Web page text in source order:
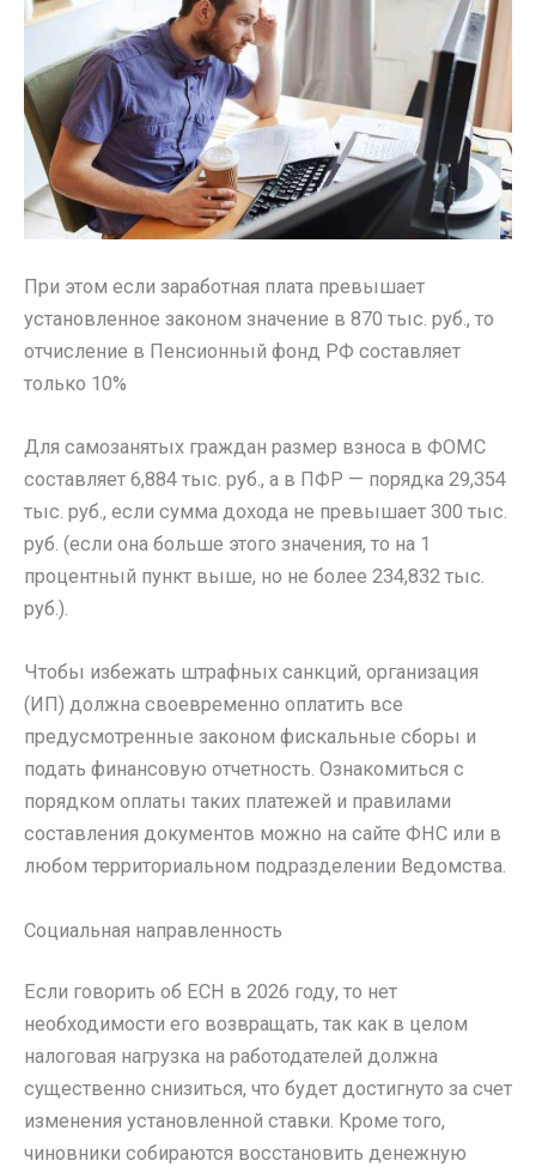
При этом если заработная плата превышает
установленное законом значение в 870 тыс. руб., то
отчисление в Пенсионный фонд РФ составляет
только 10%
Для самозанятых граждан размер взноса в ФОМС
составляет 6,884 тыс. руб., а в ПФР — порядка 29,354
тыс. руб., если сумма дохода не превышает 300 тыс.
руб. (если она больше этого значения, то на 1
процентный пункт выше, но не более 234,832 тыс.
руб.).
Чтобы избежать штрафных санкций, организация
(ИП) должна своевременно оплатить все
предусмотренные законом фискальные сборы и
подать финансовую отчетность. Ознакомиться с
порядком оплаты таких платежей и правилами
составления документов можно на сайте ФНС или в
любом территориальном подразделении Ведомства.
Социальная направленность
Если говорить об ЕСН в 2026 году, то нет
необходимости его возвращать, так как в целом
налоговая нагрузка на работодателей должна
существенно снизиться, что будет достигнуто за счет
изменения установленной ставки. Кроме того,
чиновники собираются восстановить денежную